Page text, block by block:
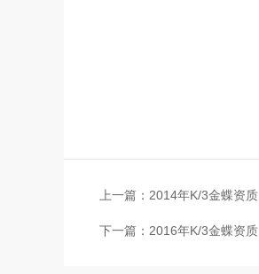
上一篇：2014年K/3金蝶资质
下一篇：2016年K/3金蝶资质